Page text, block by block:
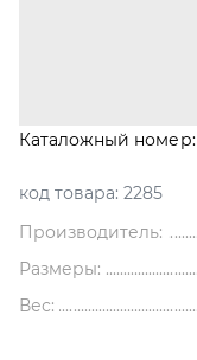
Каталожный номер:
код товара: 2285
Производитель:
Размеры:
Вес: